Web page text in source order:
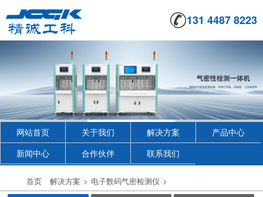
131 4487 8223
网站首页 关于我们 解决方案
产品中心
新闻中心
合作伙伴 联系我们
首页 解决方案 > 电子数码气密检测仪 >